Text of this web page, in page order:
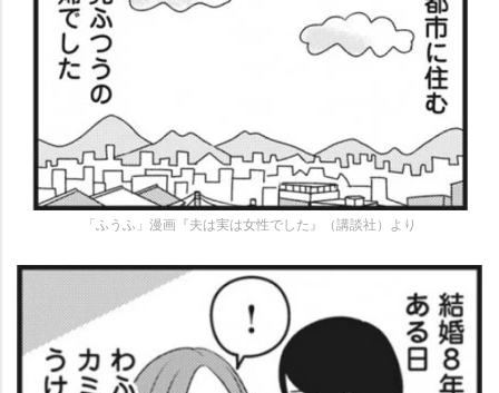
「ふうふ」漫画『夫は実は女性でした』（講談社）より